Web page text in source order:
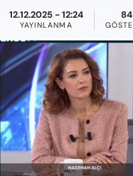
12.12.2025 - 12:24
YAYINLANMA
84
SAĞLIK
SPOR
KÜLTÜR-SANAT
MAGAZİN
ÖZEL HABER